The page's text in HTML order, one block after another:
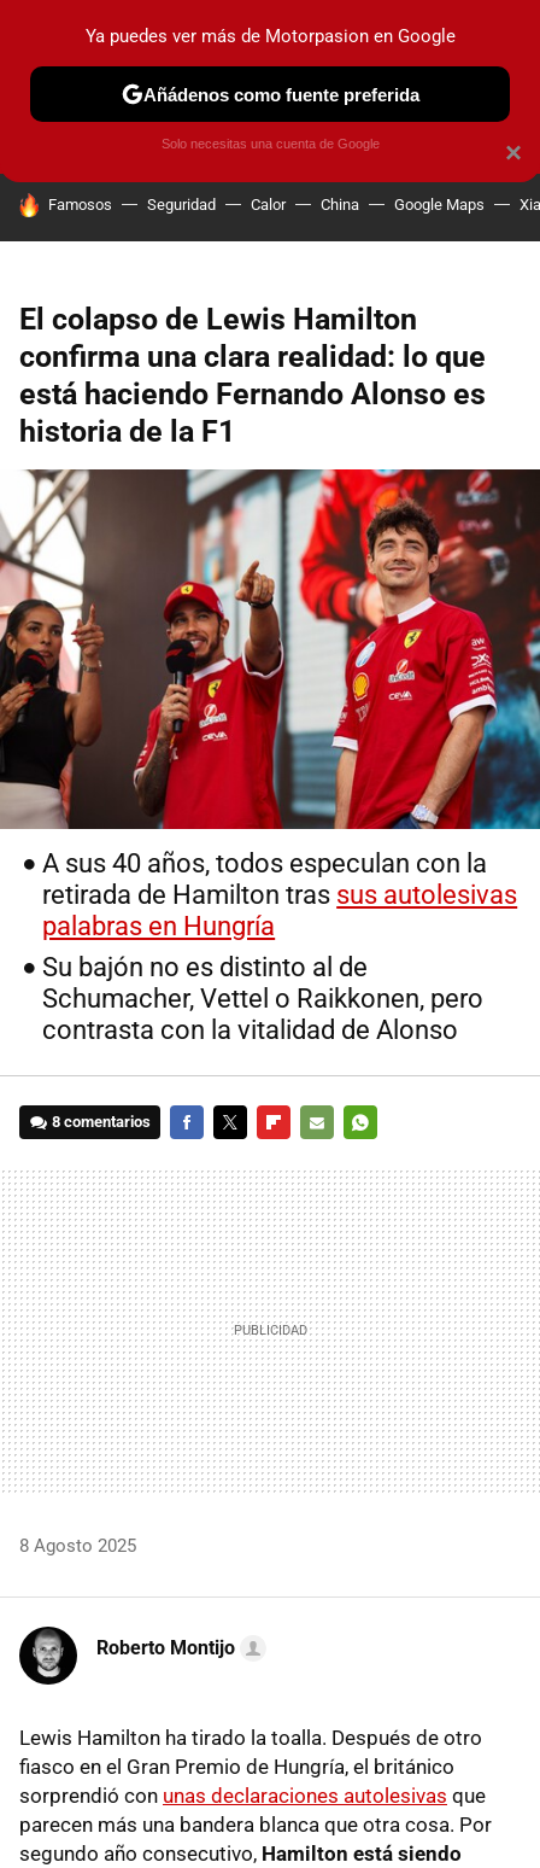
PRUEBAS COCHES ELÉCTRICOS OBSERVATORIO
HOY SE HABLA DE
Famosos Seguridad Calor China Google Maps
El colapso de Lewis Hamilton
confirma una clara realidad: lo que
está haciendo Fernando Alonso es
historia de la F1
A sus 40 años, todos especulan con la
retirada de Hamilton tras sus autolesivas
palabras en Hungría
Su bajón no es distinto al de
Schumacher, Vettel o Raikkonen, pero
contrasta con la vitalidad de Alonso
8 comentarios
MAIL
8 Agosto 2025
Roberto Montijo
Lewis Hamilton ha tirado la toalla. Después de otro
fiasco en el Gran Premio de Hungría, el británico
sorprendió con unas declaraciones autolesivas que
parecen más una bandera blanca que otra cosa. Por
segundo año consecutivo, Hamilton está siendo
×
Ya puedes ver más de Motorpasion en Google
Añádenos como fuente preferida
Solo necesitas una cuenta de Google